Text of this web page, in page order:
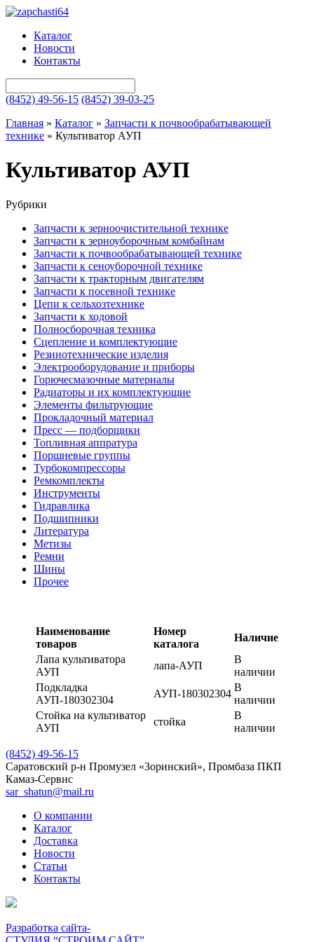
Каталог
Новости
Контакты
(8452) 49-56-15 (8452) 39-03-25
Главная » Каталог » Запчасти к почвообрабатывающей
технике » Культиватор АУП
Культиватор АУП
Рубрики
Запчасти к зерноочистительной технике
Запчасти к зерноуборочным комбайнам
Запчасти к почвообрабатывающей технике
Запчасти к сеноуборочной технике
Запчасти к тракторным двигателям
Запчасти к посевной технике
Цепи к сельхозтехнике
Запчасти к ходовой
Полносборочная техника
Сцепление и комплектующие
Резинотехнические изделия
Электрооборудование и приборы
Горючесмазочные материалы
Радиаторы и их комплектующие
Элементы фильтрующие
Прокладочный материал
Пресс — подборщики
Топливная аппратура
Поршневые группы
Турбокомпрессоры
Ремкомплекты
Инструменты
Гидравлика
Подшипники
Литература
Метизы
Ремни
Шины
Прочее
Наименование
товаров
Номер
каталога
Наличие
Лапа культиватора
АУП
лапа-АУП
В
наличии
Подкладка
АУП-180302304
АУП-180302304
В
наличии
Стойка на культиватор
АУП
стойка
В
наличии
(8452) 49-56-15
Саратовский р-н Промузел «Зоринский», Промбаза ПКП
Камаз-Сервис
sar_shatun@mail.ru
О компании
Каталог
Доставка
Новости
Статьи
Контакты
Разработка сайта-